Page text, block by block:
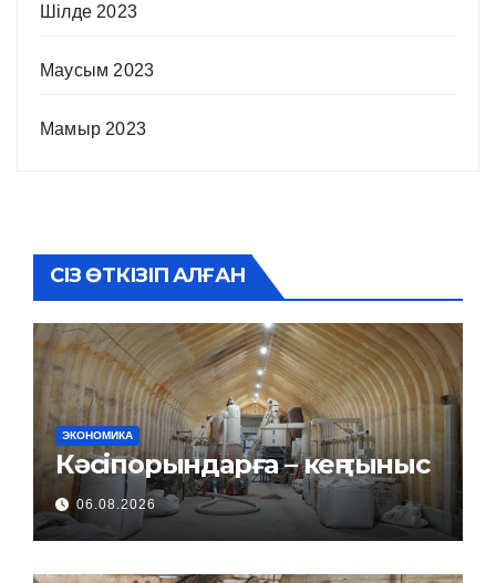
Шілде 2023
Маусым 2023
Мамыр 2023
СІЗ ӨТКІЗІП АЛҒАН
ЭКОНОМИКА
Кәсіпорындарға – кең тыныс
06.08.2026